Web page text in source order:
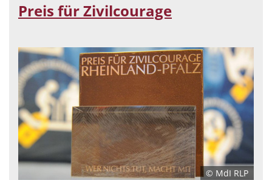
Preis für Zivilcourage
© MdI RLP